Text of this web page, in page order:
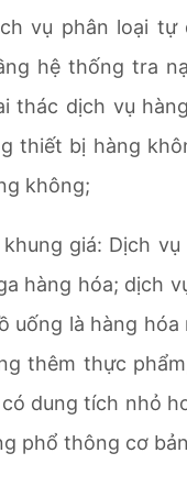
vụ phân loại
hệ thống tra
thác dịch vụ
thiết bị hàng
không;
giá: Dịch
hàng hóa; dịch
là hàng
thêm thực
dung tích nhỏ
phổ thông cơ